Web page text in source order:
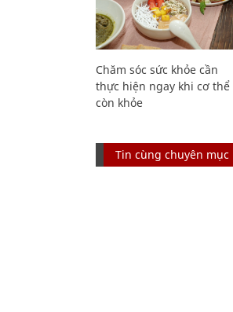
Chăm sóc sức khỏe cần
thực hiện ngay khi cơ thể
còn khỏe
Tin cùng chuyên mục